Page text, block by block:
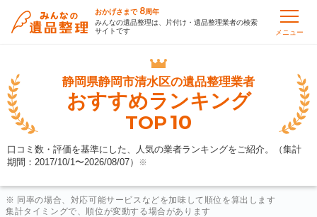
おかげさまで 8周年
みんなの遺品整理は、片付け・遺品整理業者の検索
サイトです
メニュー
静岡県静岡市清水区の遺品整理業者
おすすめランキング
TOP10
口コミ数・評価を基準にした、人気の業者ランキングをご紹介。（集計
期間：2017/10/1〜2026/08/07） ※
※ 同率の場合、対応可能サービスなどを加味して順位を算出します
集計タイミングで、順位が変動する場合があります